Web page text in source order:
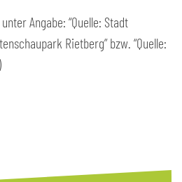
Angabe: “Quelle: Stadt
Rietberg” bzw. “Quelle: